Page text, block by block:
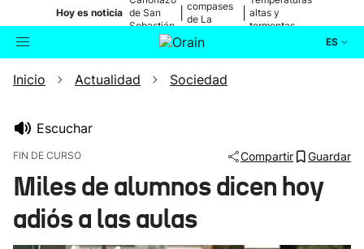
Hoy es noticia de San
Sebastián
compases
de La
altas y
tormentas
ES
Buscador Actualidad
Ikusmiran
Inicio Actualidad Sociedad
Escuchar
FIN DE CURSO Compartir Guardar
Miles de alumnos dicen hoy
adiós a las aulas